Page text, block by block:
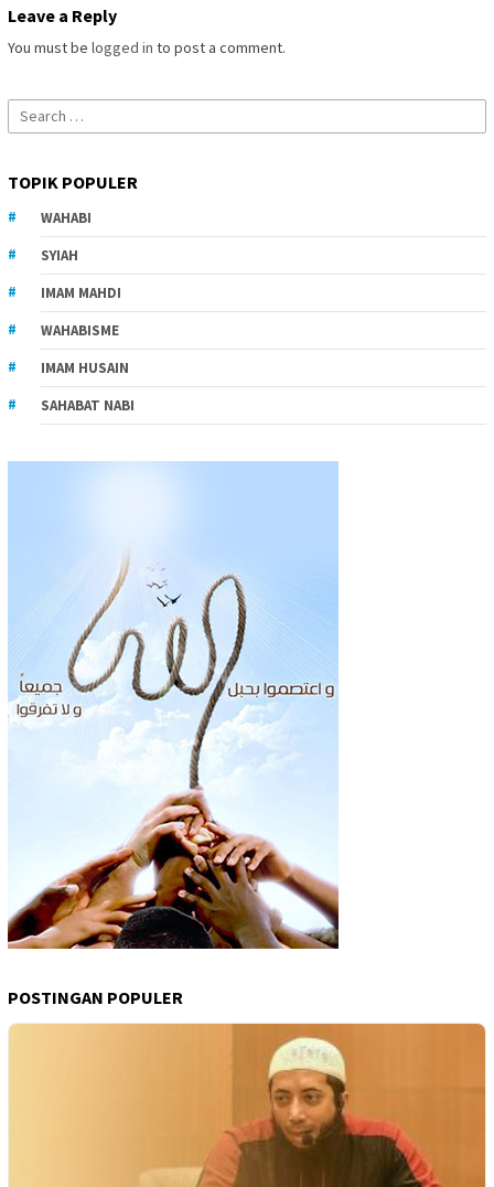
Leave a Reply
You must be logged in to post a comment.
Search
for:
TOPIK POPULER
WAHABI
SYIAH
IMAM MAHDI
WAHABISME
IMAM HUSAIN
SAHABAT NABI
POSTINGAN POPULER